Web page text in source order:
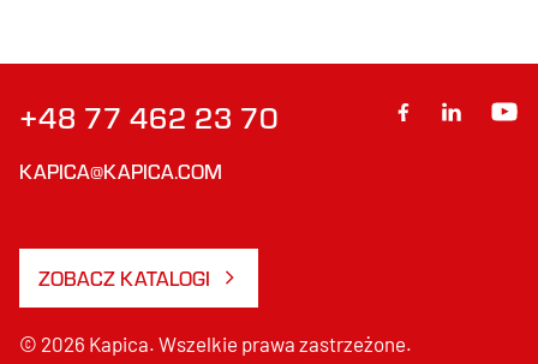
+48 77 462 23 70
KAPICA@KAPICA.COM
ZOBACZ KATALOGI
© 2026 Kapica. Wszelkie prawa zastrzeżone.